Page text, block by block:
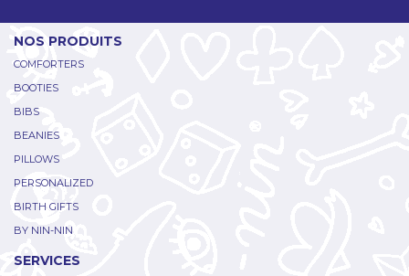
NOS PRODUITS
COMFORTERS
BOOTIES
BIBS
BEANIES
PILLOWS
PERSONALIZED
BIRTH GIFTS
BY NIN-NIN
SERVICES